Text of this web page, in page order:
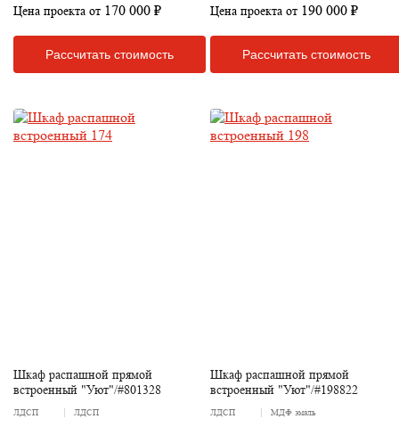
Цена проекта от 170 000 ₽
Рассчитать стоимость
Цена проекта от 190 000 ₽
Рассчитать стоимость
Шкаф распашной прямой
встроенный "Уют"/#801328
ЛДСП ЛДСП
Шкаф распашной прямой
встроенный "Уют"/#198822
ЛДСП МДФ эмаль